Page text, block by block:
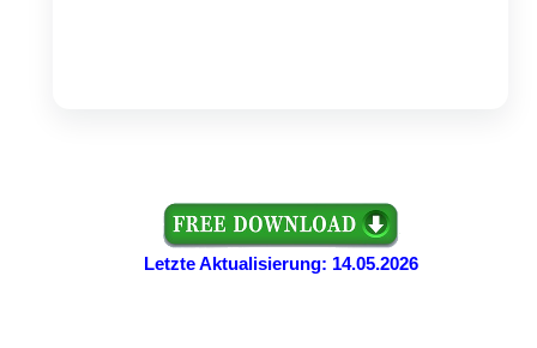
Letzte Aktualisierung: 14.05.2026